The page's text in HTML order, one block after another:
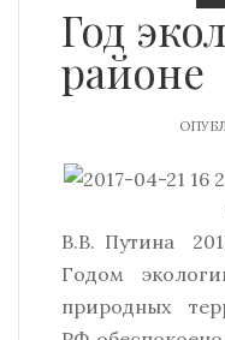
Год
районе
В.В. Путина
Годом
природных